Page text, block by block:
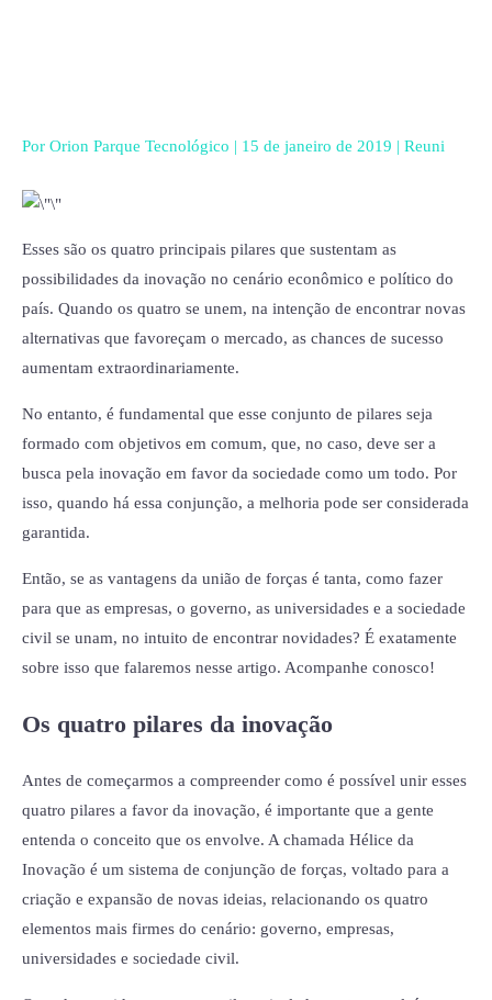
Por Orion Parque Tecnológico | 15 de janeiro de 2019 | Reuni
Esses são os quatro principais pilares que sustentam as
possibilidades da inovação no cenário econômico e político do
país. Quando os quatro se unem, na intenção de encontrar novas
alternativas que favoreçam o mercado, as chances de sucesso
aumentam extraordinariamente.
No entanto, é fundamental que esse conjunto de pilares seja
formado com objetivos em comum, que, no caso, deve ser a
busca pela inovação em favor da sociedade como um todo. Por
isso, quando há essa conjunção, a melhoria pode ser considerada
garantida.
Então, se as vantagens da união de forças é tanta, como fazer
para que as empresas, o governo, as universidades e a sociedade
civil se unam, no intuito de encontrar novidades? É exatamente
sobre isso que falaremos nesse artigo. Acompanhe conosco!
Os quatro pilares da inovação
Antes de começarmos a compreender como é possível unir esses
quatro pilares a favor da inovação, é importante que a gente
entenda o conceito que os envolve. A chamada Hélice da
Inovação é um sistema de conjunção de forças, voltado para a
criação e expansão de novas ideias, relacionando os quatro
elementos mais firmes do cenário: governo, empresas,
universidades e sociedade civil.